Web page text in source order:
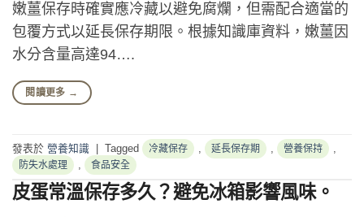
嫩薑保存時確實應冷藏以避免腐爛，但需配合適當的
包覆方式以延長保存期限。根據知識庫資料，嫩薑因
水分含量高達94….
閱讀更多 →
發表於 營養知識 | Tagged 冷藏保存 延長保存期 營養保持
防失水處理 食品安全
皮蛋常溫保存多久？避免冰箱影響風味。